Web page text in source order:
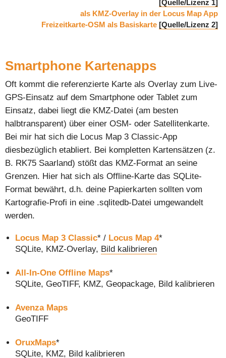
[Quelle/Lizenz 1]
als KMZ-Overlay in der Locus Map App
Freizeitkarte-OSM als Basiskarte [Quelle/Lizenz 2]
Smartphone Kartenapps
Oft kommt die referenzierte Karte als Overlay zum Live-
GPS-Einsatz auf dem Smartphone oder Tablet zum
Einsatz, dabei liegt die KMZ-Datei (am besten
halbtransparent) über einer OSM- oder Satellitenkarte.
Bei mir hat sich die Locus Map 3 Classic-App
diesbezüglich etabliert. Bei kompletten Kartensätzen (z.
B. RK75 Saarland) stößt das KMZ-Format an seine
Grenzen. Hier hat sich als Offline-Karte das SQLite-
Format bewährt, d.h. deine Papierkarten sollten vom
Kartografie-Profi in eine .sqlitedb-Datei umgewandelt
werden.
Locus Map 3 Classic* / Locus Map 4*
SQLite, KMZ-Overlay, Bild kalibrieren
All-In-One Offline Maps*
SQLite, GeoTIFF, KMZ, Geopackage, Bild kalibrieren
Avenza Maps
GeoTIFF
OruxMaps*
SQLite, KMZ, Bild kalibrieren